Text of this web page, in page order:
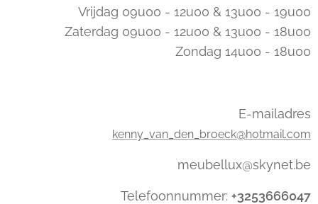
Vrijdag 09u00 - 12u00 & 13u00 - 19u00
Zaterdag 09u00 - 12u00 & 13u00 - 18u00
Zondag 14u00 - 18u00
E-mailadres
kenny_van_den_broeck@hotmail.com
meubellux@skynet.be
Telefoonnummer: +3253666047